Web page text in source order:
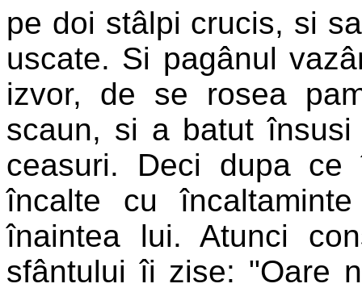
pe doi stâlpi crucis, si
uscate. Si pagânul
izvor, de se rosea
scaun, si a batut
ceasuri. Deci dupa
încalte cu
înaintea lui. Atunci
sfântului îi zise: "Oare